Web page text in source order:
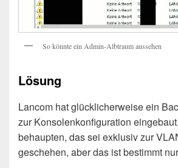
So könnte ein Admin-Albtraum aussehen
Lösung
Lancom hat glücklicherweise ein
zur Konsolenkonfiguration
behaupten, das sei exklusiv zur
geschehen, aber das ist bestimmt